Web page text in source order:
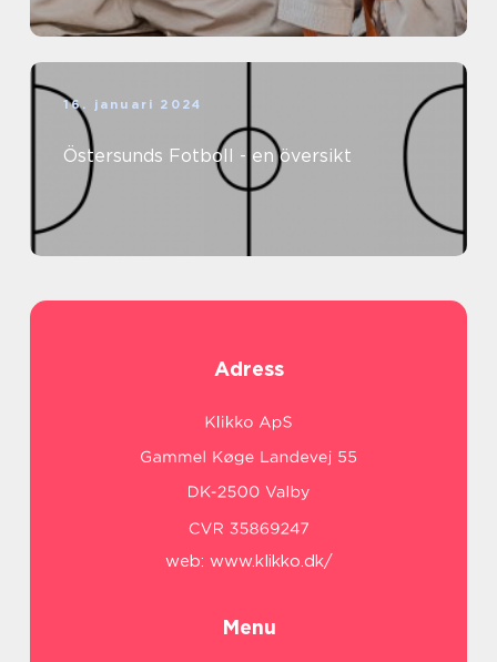
16. januari 2024
Östersunds Fotboll - en översikt
Adress
web: www.klikko.dk/
Menu